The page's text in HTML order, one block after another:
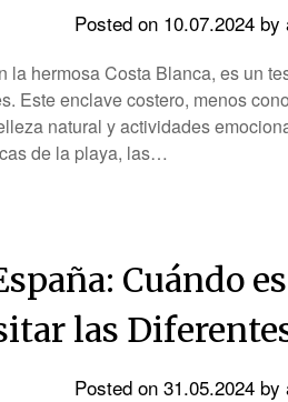
Posted on 10.07.2024by
la hermosa Costa Blanca, es un
Este enclave costero, menos
natural y actividades
de la playa, las…
Cuándo
las
Posted on 31.05.2024by